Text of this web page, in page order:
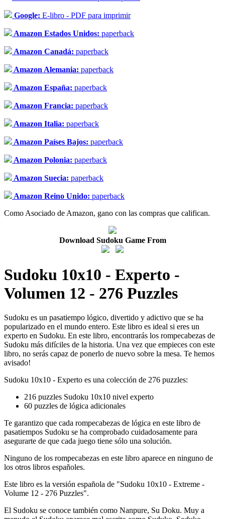
Google: E-libro - PDF para imprimir
Amazon Estados Unidos: paperback
Amazon Canadá: paperback
Amazon Alemania: paperback
Amazon España: paperback
Amazon Francia: paperback
Amazon Italia: paperback
Amazon Países Bajos: paperback
Amazon Polonia: paperback
Amazon Suecia: paperback
Amazon Reino Unido: paperback
Como Asociado de Amazon, gano con las compras que califican.
Download Sudoku Game From
Sudoku 10x10 - Experto -
Volumen 12 - 276 Puzzles
Sudoku es un pasatiempo lógico, divertido y adictivo que se ha
popularizado en el mundo entero. Este libro es ideal si eres un
experto en Sudoku. En este libro, encontrarás los rompecabezas de
Sudoku más difíciles de la historia. Una vez que empieces con este
libro, no serás capaz de ponerlo de nuevo sobre la mesa. Te hemos
avisado!
Sudoku 10x10 - Experto es una colección de 276 puzzles:
216 puzzles Sudoku 10x10 nivel experto
60 puzzles de lógica adicionales
Te garantizo que cada rompecabezas de lógica en este libro de
pasatiempos Sudoku se ha comprobado cuidadosamente para
asegurarte de que cada juego tiene sólo una solución.
Ninguno de los rompecabezas en este libro aparece en ninguno de
los otros libros españoles.
Este libro es la versión española de "Sudoku 10x10 - Extreme -
Volume 12 - 276 Puzzles".
El Sudoku se conoce también como Nanpure, Su Doku. Muy a